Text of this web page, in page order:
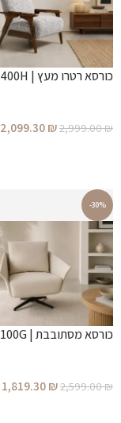
כורסא רטרו מעץ | 401400H
2,999.00₪
2,099.30₪
-30%
כורסא מסתובבת | 601100G
2,599.00₪
1,819.30₪